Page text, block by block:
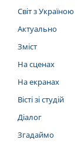
Світ з Україною
Актуально
Зміст
На сценах
На екранах
Вісті зі студій
Діалог
Згадаймо